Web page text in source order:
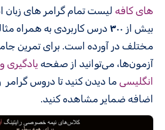
های کافه لیست تمام گرامر های زبان
بیش از ۳۰۰ درس کاربردی به همراه
مختلف در آورده است. برای تمرین
آزمون‌ها، می‌توانید از صفحه یادگیری
انگلیسی
اضافه ضمایر مشاهده کنید.